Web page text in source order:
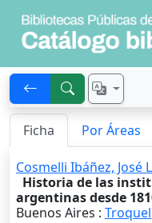
Ficha Por Áreas
Cosmelli Ibáñez, José
Historia de las
argentinas desde
Buenos Aires : Troquel